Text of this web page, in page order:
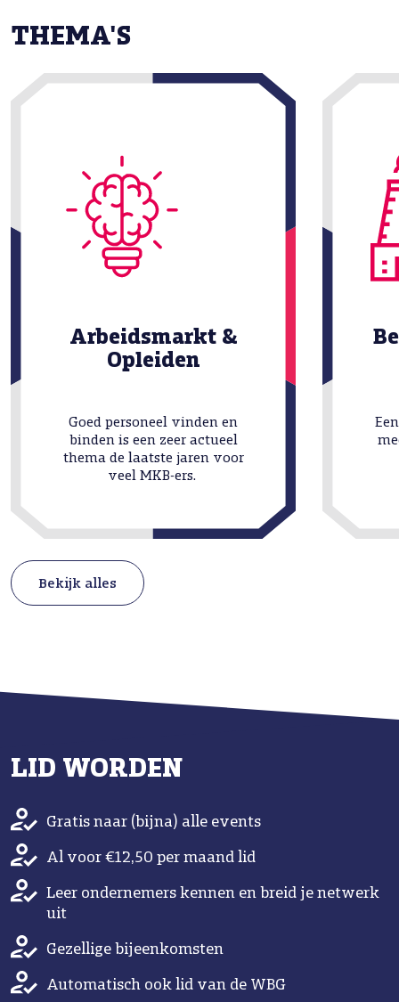
THEMA'S
Arbeidsmarkt &
Opleiden
Goed personeel vinden en
binden is een zeer actueel
thema de laatste jaren voor
veel MKB-ers.
Bekijk alles
LID WORDEN
Gratis naar (bijna) alle events
Al voor €12,50 per maand lid
Leer ondernemers kennen en breid je netwerk
uit
Gezellige bijeenkomsten
Automatisch ook lid van de WBG